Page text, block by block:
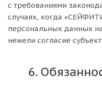
с требованиями
случаях, когда
персональных данных
нежели согласие
6.